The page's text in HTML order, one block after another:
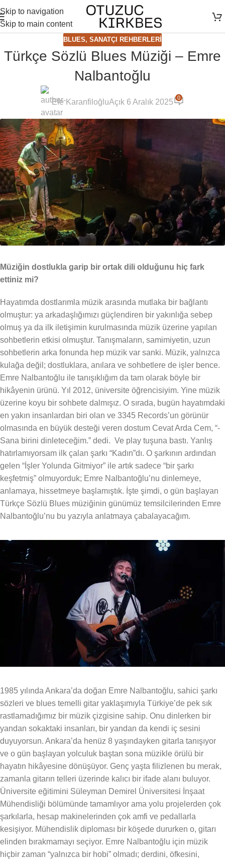
Skip to navigation
Skip to main content
BLUES, SANATÇI REHBERLERI
Türkçe Sözlü Blues Müziği – Emre
Nalbantoğlu
Efe KaranfiloğluAçık 6 Aralık 2025
0
Müziğin dostlukla garip bir ortak dili olduğunu hiç fark
ettiniz mi?
Hayatımda dostlarımla müzik arasında mutlaka bir bağlantı
olmuştur: ya arkadaşlığımızı güçlendiren bir yakınlığa sebep
olmuş ya da ilk iletişimin kurulmasında müzik üzerine yapılan
sohbetlerin etkisi olmuştur. Tanışmaların, samimiyetin, uzun
sohbetlerin arka fonunda hep müzik var sanki. Müzik, yalnızca
kulağa değil; dostluklara, anılara ve sohbetlere de işler bence.
Emre Nalbantoğlu ile tanışıklığım da tam olarak böyle bir
hikâyenin ürünü. Yıl 2012, üniversite öğrencisiyim. Yine müzik
üzerine koyu bir sohbete dalmışız. O sırada, bugün hayatımdaki
en yakın insanlardan biri olan ve 3345 Records’un görünür
olmasında en büyük desteği veren dostum Cevat Arda Cem, “-
Sana birini dinleteceğim.” dedi. Ve play tuşuna bastı. Yanlış
hatırlamıyorsam ilk çalan şarkı “Kadın”dı. O şarkının ardından
gelen “İşler Yolunda Gitmiyor” ile artık sadece “bir şarkı
keşfetmiş” olmuyorduk; Emre Nalbantoğlu’nu dinlemeye,
anlamaya, hissetmeye başlamıştık. İşte şimdi, o gün başlayan
Türkçe Sözlü Blues müziğinin günümüz temsilcilerinden Emre
Nalbantoğlu’nu bu yazıyla anlatmaya çabalayacağım.
1985 yılında Ankara’da doğan Emre Nalbantoğlu, sahici şarkı
sözleri ve blues temelli gitar yaklaşımıyla Türkiye’de pek sık
rastlamadığımız bir müzik çizgisine sahip. Onu dinlerken bir
yandan sokaktaki insanları, bir yandan da kendi iç sesini
duyuyorsun. Ankara’da henüz 8 yaşındayken gitarla tanışıyor
ve o gün başlayan yolculuk baştan sona müzikle örülü bir
hayatın hikâyesine dönüşüyor. Genç yaşta filizlenen bu merak,
zamanla gitarın telleri üzerinde kalıcı bir ifade alanı buluyor.
Üniversite eğitimini Süleyman Demirel Üniversitesi İnşaat
Mühendisliği bölümünde tamamlıyor ama yolu projelerden çok
şarkılarla, hesap makinelerinden çok amfi ve pedallarla
kesişiyor. Mühendislik diploması bir köşede dururken o, gitarı
elinden bırakmamayı seçiyor. Emre Nalbantoğlu için müzik
hiçbir zaman “yalnızca bir hobi” olmadı; derdini, öfkesini,